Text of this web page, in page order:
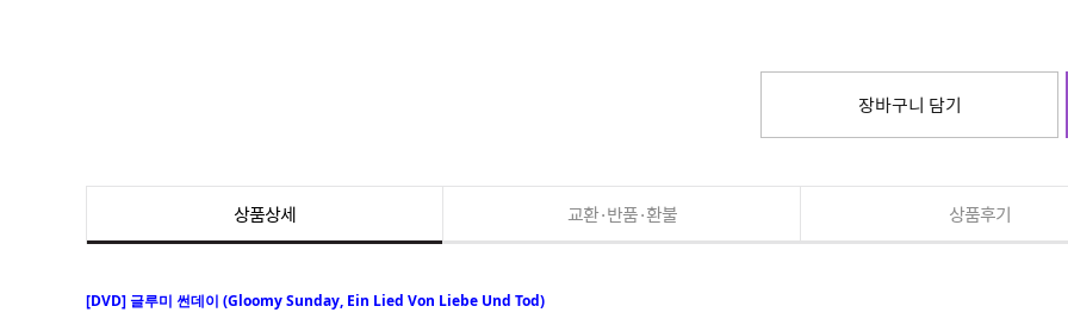
장바구니 담기
상품상세 교환·반품·환불 상품후기
[DVD] 글루미 썬데이 (Gloomy Sunday, Ein Lied Von Liebe Und Tod)